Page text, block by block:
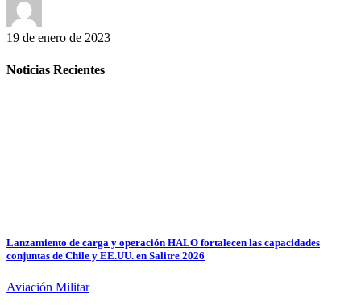
19 de enero de 2023
Noticias Recientes
Lanzamiento de carga y operación HALO fortalecen las capacidades
conjuntas de Chile y EE.UU. en Salitre 2026
Aviación Militar